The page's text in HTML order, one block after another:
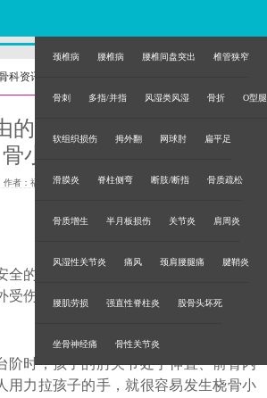
颈椎病 腰椎病 腰椎间盘突出 椎管狭窄
骨刺 多指/并指 风湿类风湿 骨折 O型腿
软组织损伤 拇外翻 网球肘 扁平足
滑膜炎 脊柱侧弯 断肢/断指 骨质疏松
骨质增生 半月板损伤 关节炎 肩周炎
风湿性关节炎 痛风 颈肩腰腿痛 腱鞘炎
腰肌劳损 强直性脊柱炎 股骨头坏死
坐骨神经痛 骨性关节炎
科资讯
的哭闹？福州骨科小心桡
骨小头半脱位
作者：福州中德骨科医院
全的判断能力和对自的我保护能力。稍
受伤，而骨折就是小孩意致伤中很常见
阶时，孩子的肘关节处于伸直、前臂内
用力拉孩子的手，就很容易发生桡骨小